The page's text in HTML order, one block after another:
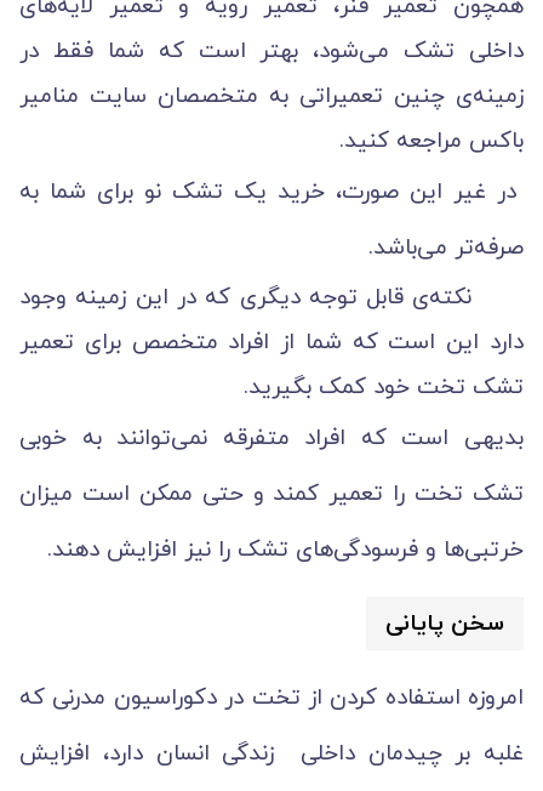
همچون تعمیر فنر، تعمیر رویه و تعمیر لایه‌های
داخلی تشک می‌شود، بهتر است که شما فقط در
زمینه‌ی چنین تعمیراتی به متخصصان سایت منامیر
باکس مراجعه کنید.
در غیر این صورت، خرید یک تشک نو برای شما به
صرفه‌تر می‌باشد.
نکته‌ی قابل توجه دیگری که در این زمینه وجود
دارد این است که شما از افراد متخصص برای تعمیر
تشک تخت خود کمک بگیرید.
بدیهی است که افراد متفرقه نمی‌توانند به خوبی
تشک تخت را تعمیر کمند و حتی ممکن است میزان
خرتبی‌ها و فرسودگی‌های تشک را نیز افزایش دهند.
سخن پایانی
امروزه استفاده کردن از تخت در دکوراسیون مدرنی که
غلبه بر چیدمان داخلی زندگی انسان دارد، افزایش